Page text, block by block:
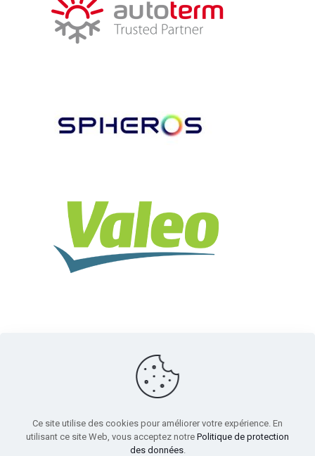
Ce site utilise des cookies pour améliorer votre expérience. En
utilisant ce site Web, vous acceptez notre Politique de protection
des données.